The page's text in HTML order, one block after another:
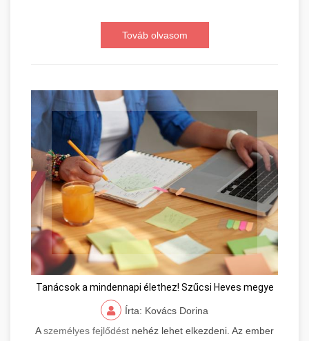
Továb olvasom
Tanácsok a mindennapi élethez! Szűcsi Heves megye
Írta: Kovács Dorina
Aszemélyes fejlődést nehéz lehet elkezdeni. Az ember